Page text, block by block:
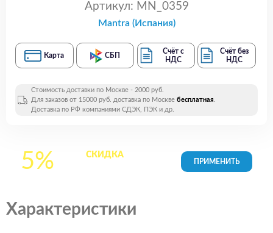
Артикул: MN_0359
Mantra (Испания)
Карта СБП
Счёт с
НДС
Счёт без
НДС
Стоимость доставки по Москве - 2000 руб.
Для заказов от 15000 руб. доставка по Москве бесплатная.
Доставка по РФ компаниями СДЭК, ПЭК и др.
5% СКИДКАна все
Характеристики